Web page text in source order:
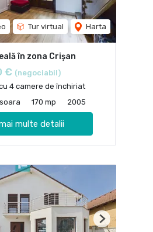
Tur virtual Harta
în zona Crișan
€ (negociabil)
4 camere de închiriat
170 mp 2005
multe detalii
Next